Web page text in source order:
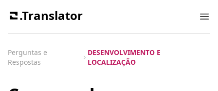
.Translator
Perguntas e
Respostas
DESENVOLVIMENTO E
LOCALIZAÇÃO